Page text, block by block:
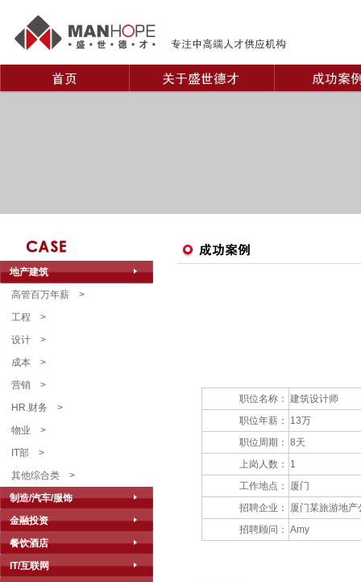
地产建筑
高管百万年薪 >
工程 >
设计 >
成本 >
营销 >
HR.财务 >
物业 >
IT部 >
其他综合类 >
制造/汽车/服饰
金融投资
餐饮酒店
IT/互联网
职位名称： 建筑设计师
职位年薪：
13万
职位周期： 8天
上岗人数：
1
工作地点：
厦门
招聘企业：
厦门某旅游地产
招聘顾问： Amy